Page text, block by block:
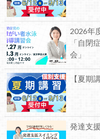
2026年
「自閉
会」
【夏期
発達支